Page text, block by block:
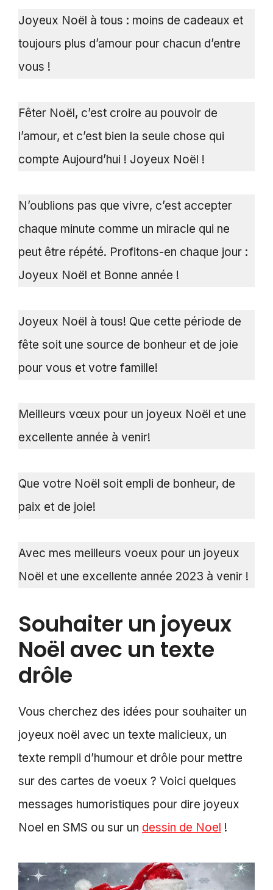
Joyeux Noël à tous : moins de cadeaux et
toujours plus d’amour pour chacun d’entre
vous !
Fêter Noël, c’est croire au pouvoir de
l’amour, et c’est bien la seule chose qui
compte Aujourd’hui ! Joyeux Noël !
N’oublions pas que vivre, c’est accepter
chaque minute comme un miracle qui ne
peut être répété. Profitons-en chaque jour :
Joyeux Noël et Bonne année !
Joyeux Noël à tous! Que cette période de
fête soit une source de bonheur et de joie
pour vous et votre famille!
Meilleurs vœux pour un joyeux Noël et une
excellente année à venir!
Que votre Noël soit empli de bonheur, de
paix et de joie!
Avec mes meilleurs voeux pour un joyeux
Noël et une excellente année 2023 à venir !
Souhaiter un joyeux
Noël avec un texte
drôle
Vous cherchez des idées pour souhaiter un
joyeux noël avec un texte malicieux, un
texte rempli d’humour et drôle pour mettre
sur des cartes de voeux ? Voici quelques
messages humoristiques pour dire joyeux
Noel en SMS ou sur un dessin de Noel !